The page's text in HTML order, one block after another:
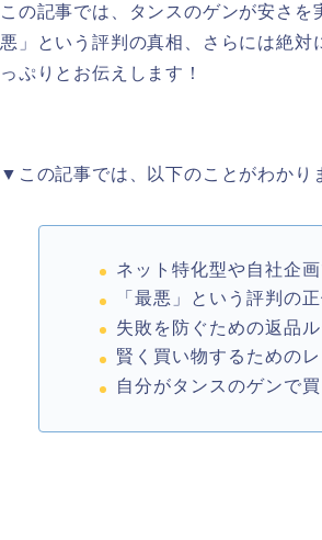
この記事では、タンスのゲンが安さ
悪」という評判の真相、さらには絶
っぷりとお伝えします！
▼この記事では、以下のことがわかり
ネット特化型や自社企
「最悪」という評判の
失敗を防ぐための返品
賢く買い物するための
自分がタンスのゲンで